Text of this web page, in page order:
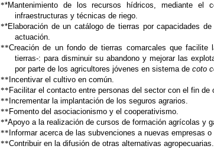
**Mantenimiento de los recursos hídricos, mediante
infraestructuras y técnicas de riego.
**Elaboración de un catálogo de tierras por capacidades
actuación.
**Creación de un fondo de tierras comarcales que
tierras-: para disminuir su abandono y mejorar las
por parte de los agricultores jóvenes en sistema de coto
** Incentivar el cultivo en común.
** Facilitar el contacto entre personas del sector con el fin
** Incrementar la implantación de los seguros agrarios.
** Fomento del asociacionismo y el cooperativismo.
**Apoyo a la realización de cursos de formación agrícolas y
** Informar acerca de las subvenciones a nuevas empresas
**Contribuir en la difusión de otras alternativas agropecuarias.